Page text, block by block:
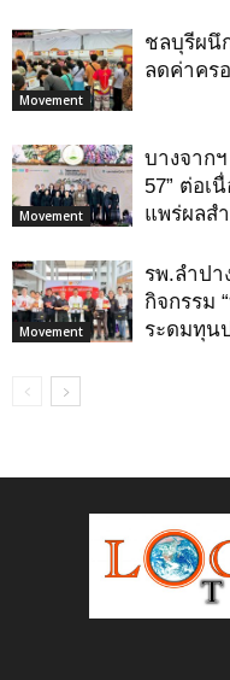
Movement
ชลบุรีผนึ
ลดค่าคร
Movement
บางจาก
57” ต่อเ
แพร่ผลส
Movement
รพ.ลำป
กิจกรรม
ระดมทุน